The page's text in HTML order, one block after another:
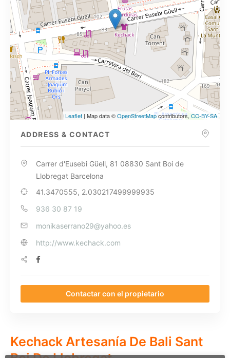
Leaflet | Map data ©OpenStreetMapcontributors, CC-BY-SA
ADDRESS & CONTACT
Carrer d'Eusebi Güell, 81 08830 Sant Boi de
Llobregat Barcelona
41.3470555, 2.030217499999935
936 30 87 19
monikaserrano29@yahoo.es
http://www.kechack.com
Contactar con el propietario
Kechack Artesanía De Bali Sant